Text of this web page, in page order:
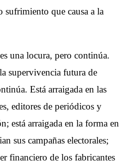
sufrimiento que causa a la
una locura, pero continúa.
supervivencia futura de
Está arraigada en las
editores de periódicos y
está arraigada en la forma en
sus campañas electorales;
financiero de los fabricantes